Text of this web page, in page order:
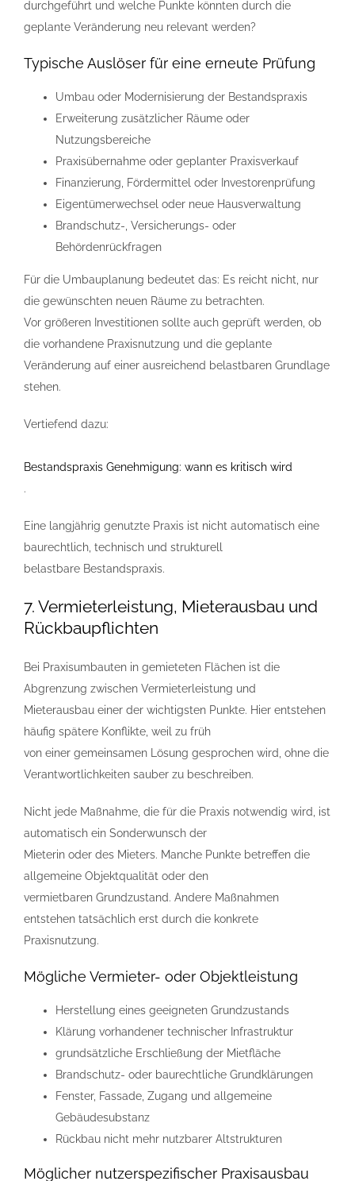
durchgeführt und welche Punkte könnten durch die
geplante Veränderung neu relevant werden?
Typische Auslöser für eine erneute Prüfung
Umbau oder Modernisierung der Bestandspraxis
Erweiterung zusätzlicher Räume oder
Nutzungsbereiche
Praxisübernahme oder geplanter Praxisverkauf
Finanzierung, Fördermittel oder Investorenprüfung
Eigentümerwechsel oder neue Hausverwaltung
Brandschutz-, Versicherungs- oder
Behördenrückfragen
Für die Umbauplanung bedeutet das: Es reicht nicht, nur
die gewünschten neuen Räume zu betrachten.
Vor größeren Investitionen sollte auch geprüft werden, ob
die vorhandene Praxisnutzung und die geplante
Veränderung auf einer ausreichend belastbaren Grundlage
stehen.
Vertiefend dazu:
Bestandspraxis Genehmigung: wann es kritisch wird
.
Eine langjährig genutzte Praxis ist nicht automatisch eine
baurechtlich, technisch und strukturell
belastbare Bestandspraxis.
7. Vermieterleistung, Mieterausbau und
Rückbaupflichten
Bei Praxisumbauten in gemieteten Flächen ist die
Abgrenzung zwischen Vermieterleistung und
Mieterausbau einer der wichtigsten Punkte. Hier entstehen
häufig spätere Konflikte, weil zu früh
von einer gemeinsamen Lösung gesprochen wird, ohne die
Verantwortlichkeiten sauber zu beschreiben.
Nicht jede Maßnahme, die für die Praxis notwendig wird, ist
automatisch ein Sonderwunsch der
Mieterin oder des Mieters. Manche Punkte betreffen die
allgemeine Objektqualität oder den
vermietbaren Grundzustand. Andere Maßnahmen
entstehen tatsächlich erst durch die konkrete
Praxisnutzung.
Mögliche Vermieter- oder Objektleistung
Herstellung eines geeigneten Grundzustands
Klärung vorhandener technischer Infrastruktur
grundsätzliche Erschließung der Mietfläche
Brandschutz- oder baurechtliche Grundklärungen
Fenster, Fassade, Zugang und allgemeine
Gebäudesubstanz
Rückbau nicht mehr nutzbarer Altstrukturen
Möglicher nutzerspezifischer Praxisausbau